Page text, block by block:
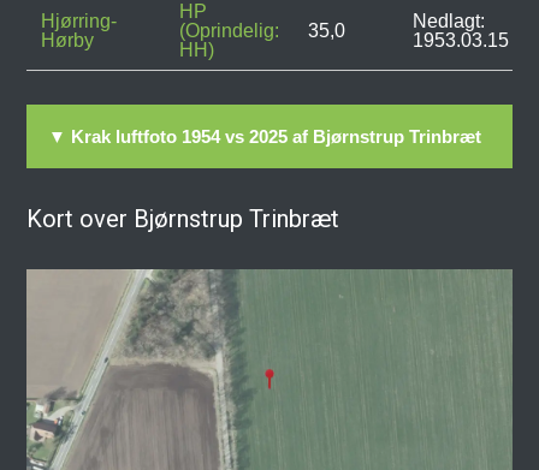
Hjørring-
Hørby
HP
(Oprindelig:
HH)
35,0
Nedlagt:
1953.03.15
▼ Krak luftfoto 1954 vs 2025 af Bjørnstrup Trinbræt
Kort over Bjørnstrup Trinbræt